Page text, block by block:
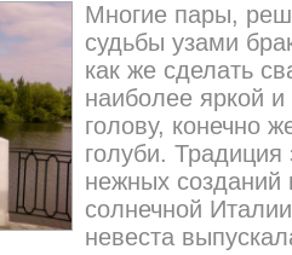
Многие пары,
судьбы узами
как же сделать
наиболее яркой
голову, конечно
голуби. Традиция
нежных
солнечной
невеста